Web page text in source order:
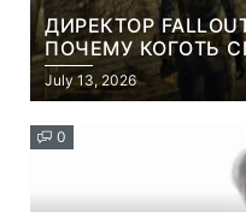
ДИРЕКТОР
ПОЧЕМУ КОГОТЬ
НАМЕРЕННО
July 13, 2026
0